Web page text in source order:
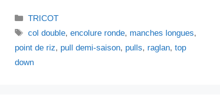
Catégories
TRICOT
Étiquettes
col double,encolure ronde, manches longues,
point de riz, pull demi-saison, pulls, raglan, top
down